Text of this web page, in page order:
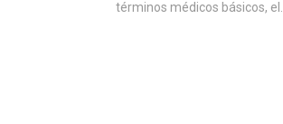
términos médicos básicos, el...